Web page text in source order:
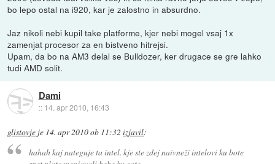
bo lepo ostal na i920, kar je zalostno in absurdno.
Jaz nikoli nebi kupil take platforme, kjer nebi mogel vsaj 1x
zamenjat procesor za en bistveno hitrejsi.
Upam, da bo na AM3 delal se Bulldozer, ker drugace se gre lahko
tudi AMD solit.
Dami
:: 14. apr 2010, 16:43
glistovje je 14. apr 2010 ob 11:32 izjavil:
hahah kaj nateguje ta intel. kje ste zdej naivneži intelovi ku bote